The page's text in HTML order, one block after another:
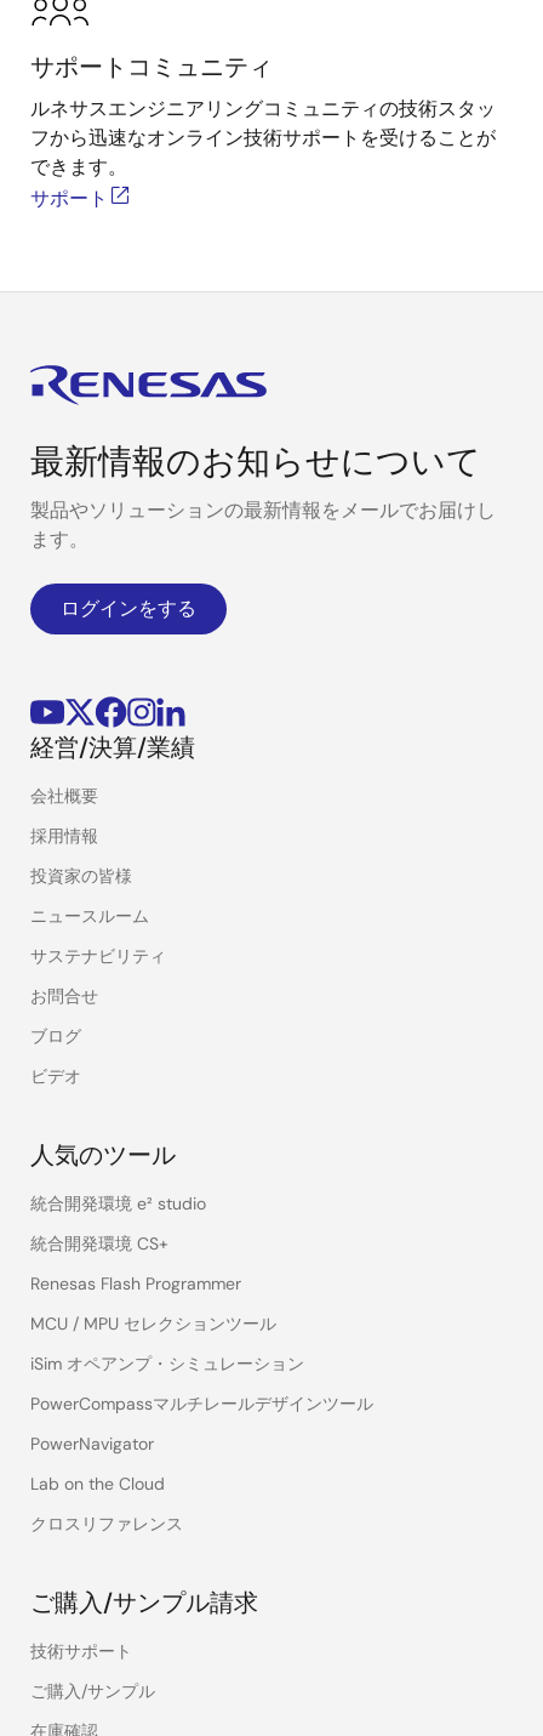
サポートコミュニティ
ルネサスエンジニアリングコミュニティの技術スタッ
フから迅速なオンライン技術サポートを受けることが
できます。
サポート
最新情報のお知らせについて
製品やソリューションの最新情報をメールでお届けし
ます。
ログインをする
経営/決算/業績
会社概要
採用情報
投資家の皆様
ニュースルーム
サステナビリティ
お問合せ
ブログ
ビデオ
人気のツール
統合開発環境 e² studio
統合開発環境 CS+
Renesas Flash Programmer
MCU / MPU セレクションツール
iSim オペアンプ・シミュレーション
PowerCompassマルチレールデザインツール
PowerNavigator
Lab on the Cloud
クロスリファレンス
ご購入/サンプル請求
技術サポート
ご購入/サンプル
在庫確認